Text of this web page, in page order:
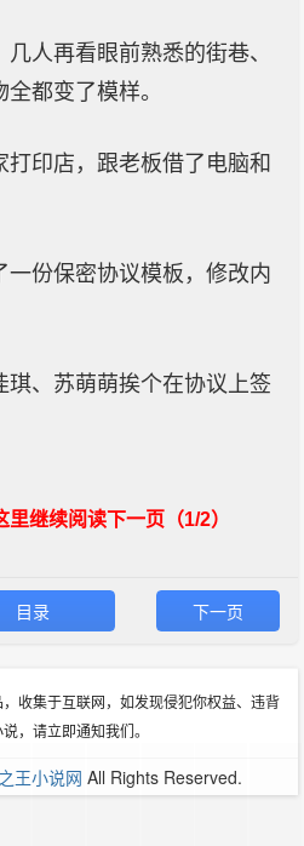
人再看眼前熟悉的街巷、
都变了模样。
打印店，跟老板借了电脑和
一份保密协议模板，修改内
琪、苏萌萌挨个在协议上签
继续阅读下一页（1/2）
目录 下一页
收集于互联网，如发现侵犯你权益、违背
，请立即通知我们。
王小说网 All Rights Reserved.